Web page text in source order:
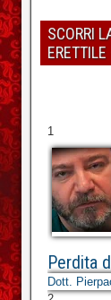
SCORRI
1
Perdita
Dott.